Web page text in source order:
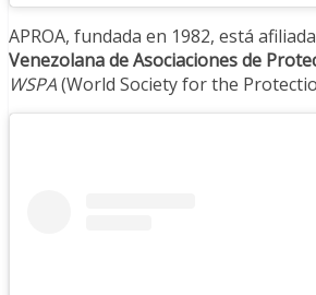
APROA, fundada en 1982, está
Venezolana de Asociaciones de
WSPA(World Society for the